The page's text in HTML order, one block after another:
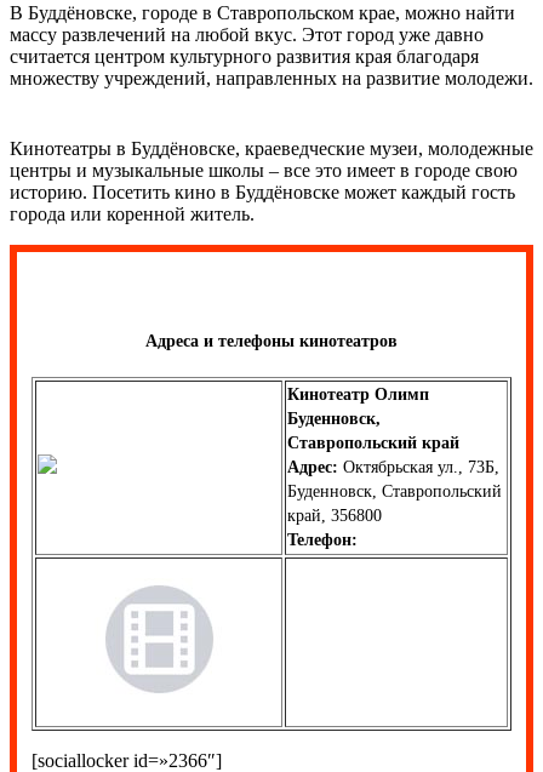
В Буддёновске, городе в Ставропольском крае, можно найти
массу развлечений на любой вкус. Этот город уже давно
считается центром культурного развития края благодаря
множеству учреждений, направленных на развитие молодежи.
Кинотеатры в Буддёновске, краеведческие музеи, молодежные
центры и музыкальные школы – все это имеет в городе свою
историю. Посетить кино в Буддёновске может каждый гость
города или коренной житель.
Адреса и телефоны кинотеатров
Кинотеатр Олимп
Буденновск,
Ставропольский край
Адрес: Октябрьская ул., 73Б,
Буденновск, Ставропольский
край, 356800
Телефон:
[sociallocker id=»2366″]